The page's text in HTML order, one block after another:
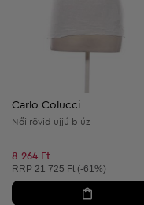
Carlo Colucci
Női rövid ujjú blúz
8 264 Ft
Ajánlott ár:
RRP 21 725 Ft (-61%)